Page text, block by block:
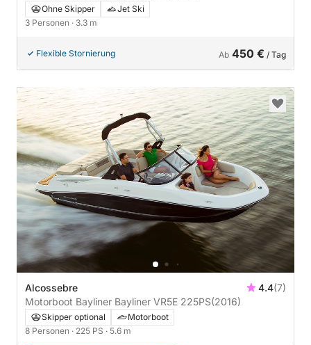
Ohne Skipper
Jet Ski
3 Personen · 3.3 m
Flexible Stornierung Ab 450 € / Tag
Alcossebre 4.4(7)
Motorboot Bayliner Bayliner VR5E 225PS(2016)
Skipper optional
Motorboot
8 Personen · 225 PS · 5.6 m